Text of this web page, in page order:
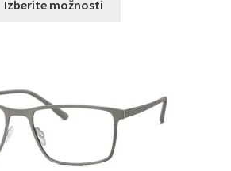
Izberite možnosti
Možnosti
lahko